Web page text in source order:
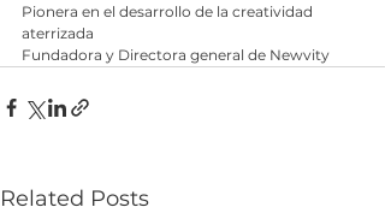
Pionera en el desarrollo de la creatividad
aterrizada
Fundadora y Directora general de Newvity
Related Posts